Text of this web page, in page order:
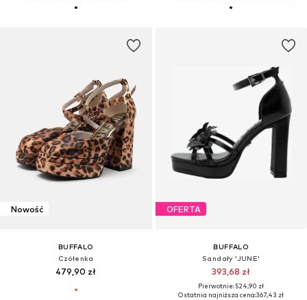
Nowość
BUFFALO
Czółenka
479,90 zł
OFERTA
BUFFALO
Sandały 'JUNE'
393,68 zł
Pierwotnie: 524,90 zł
Ostatnia najniższa cena:367,43 zł